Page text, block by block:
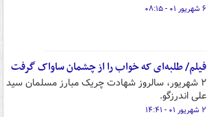
۶ شهریور ۰۱ - ۰۸:۱۵
فیلم/ طلبه‌ای که خواب را از چشمان ساواک گرفت
۲ شهریور، سالروز شهادت چریک مبارز مسلمان سید
علی اندرزگو.
۲ شهریور ۰۱ - ۱۴:۴۱